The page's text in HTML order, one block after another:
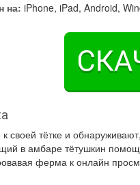
на: iPhone, iPad, Android,
своей тётке и
в амбаре тётушкин
ферма к онлайн